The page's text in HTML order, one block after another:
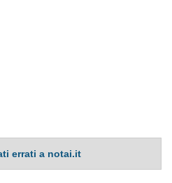
errati a notai.it